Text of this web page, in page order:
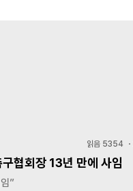
읽음 5354・
협회장 13년 만에 사임
”